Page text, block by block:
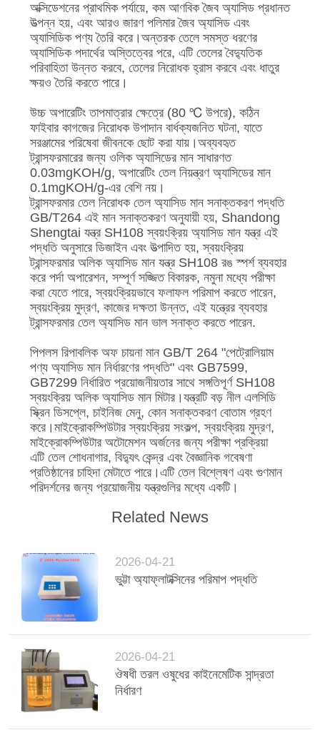
অক্সিডেশনের প্রাথমিক পর্যায়ে, কম আণবিক জৈব অ্যাসিড প্রধানত
উত্পন্ন হয়, এবং আরও জারণ পলিমার জৈব অ্যাসিড এবং
অ্যাসিডিক পণ্য তৈরি করে।অন্তরক তেলে সমস্ত ধরণের
অ্যাসিডিক পদার্থের অস্তিত্বের পরে, এটি তেলের বৈদ্যুতিক
পরিবাহিতা উন্নত করবে, তেলের নিরোধক হ্রাস করবে এবং ধাতুর
ক্ষয়ও তৈরি করতে পারে।
উচ্চ অপারেটিং তাপমাত্রার ক্ষেত্রে (80 ℃ উপরে), কঠিন
ফাইবার কাগজের নিরোধক উপাদান বার্ধক্যজনিত ঘটনা, যাতে
সরঞ্জামের পরিষেবা জীবনকে ছোট করা যায়।অব্যবহৃত
ট্রান্সফরমারের জন্য ওলিক অ্যাসিডের মান সাধারণত
0.03mgKOH/g, অপারেটিং তেল নিয়ন্ত্রণ অ্যাসিডের মান
0.1mgKOH/g-এর বেশি নয়।
ট্রান্সফরমার তেল নিরোধক তেল অ্যাসিড মান সনাক্তকরণ পদ্ধতি
GB/T264 এই মান সনাক্তকরণ অনুযায়ী হয়, Shandong
Shengtai যন্ত্র SH108 স্বয়ংক্রিয় অ্যাসিড মান যন্ত্র এই
পদ্ধতি অনুসারে ডিজাইন এবং উত্পাদিত হয়, স্বয়ংক্রিয়
ট্রান্সফরমার অলিক অ্যাসিড মান যন্ত্র SH108 রঙ স্পর্শ ব্যবহার
করে পর্দা অপারেশন, সম্পূর্ণ সজ্জিত বিকারক, নমুনা মধ্যে পরীক্ষা
করা যেতে পারে, স্বয়ংক্রিয়ভাবে ফলাফল পরিমাপ করতে পারেন,
স্বয়ংক্রিয় মুদ্রণ, কাজের দক্ষতা উন্নত, এই যন্ত্রের ব্যবহার
ট্রান্সফরমার তেল অ্যাসিড মান ভাল সনাক্ত করতে পারেন.
পিপলস রিপাবলিক অফ চায়না মান GB/T 264 "পেট্রোলিয়াম
পণ্য অ্যাসিড মান নির্ধারণের পদ্ধতি" এবং GB7599,
GB7299 নির্ধারিত প্রয়োজনীয়তার সাথে সঙ্গতিপূর্ণ SH108
স্বয়ংক্রিয় অলিক অ্যাসিড মান মিটার।যন্ত্রটি বড় নীল এলসিডি
স্ক্রিন ডিসপ্লে, চাইনিজ মেনু, কোন সনাক্তকরণ বোতাম গ্রহণ
করে।মাইক্রোকম্পিউটার স্বয়ংক্রিয় সংকল্প, স্বয়ংক্রিয় মুদ্রণ,
মাইক্রোকম্পিউটার অটোমেশন অর্জনের জন্য পরীক্ষা প্রক্রিয়া
এটি তেল শোধনাগার, বিদ্যুৎ কেন্দ্র এবং বৈজ্ঞানিক গবেষণা
প্রতিষ্ঠানের চাহিদা মেটাতে পারে।এটি তেল বিশ্লেষণ এবং গুণমান
পরিদর্শনের জন্য প্রয়োজনীয় যন্ত্রগুলির মধ্যে একটি।
Related News
2026-04-21
ভুট্টা অ্যাফ্লাটক্সিনের পরিমাপ পদ্ধতি
2026-04-21
ঔষধী তরল ওষুধের কাইনেমেটিক সান্দ্রতা
নির্ধারণ